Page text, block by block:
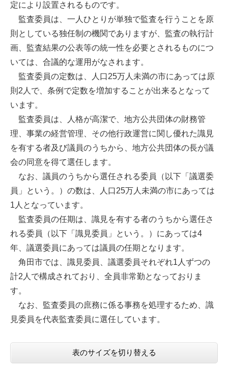
定により設置されるものです。
監査委員は、一人ひとりが単独で監査を行うことを原
則としている独任制の機関でありますが、監査の執行計
画、監査結果の公表等の統一性を必要とされるものにつ
いては、合議的な運用がなされます。
監査委員の定数は、人口25万人未満の市にあっては原
則2人で、条例で定数を増加することが出来るとなって
います。
監査委員は、人格が高潔で、地方公共団体の財務管
理、事業の経営管理、その他行政運営に関し優れた識見
を有する者及び議員のうちから、地方公共団体の長が議
会の同意を得て選任します。
なお、議員のうちから選任される委員（以下「議選委
員」という。）の数は、人口25万人未満の市にあっては
1人となっています。
監査委員の任期は、識見を有する者のうちから選任さ
れる委員（以下「識見委員」という。）にあっては4
年、議選委員にあっては議員の任期となります。
角田市では、識見委員、議選委員それぞれ1人ずつの
計2人で構成されており、全員非常勤となっておりま
す。
なお、監査委員の庶務に係る事務を処理するため、識
見委員を代表監査委員に選任しています。
表のサイズを切り替える